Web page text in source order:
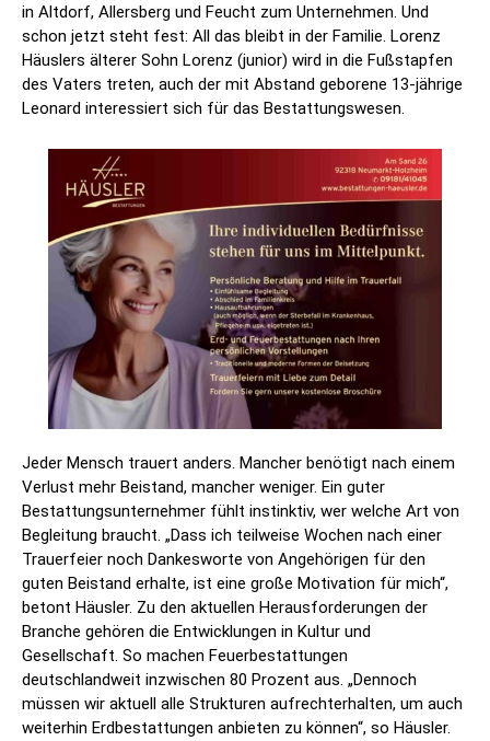
in Altdorf, Allersberg und Feucht zum Unternehmen. Und
schon jetzt steht fest: All das bleibt in der Familie. Lorenz
Häuslers älterer Sohn Lorenz (junior) wird in die Fußstapfen
des Vaters treten, auch der mit Abstand geborene 13-jährige
Leonard interessiert sich für das Bestattungswesen.
Jeder Mensch trauert anders. Mancher benötigt nach einem
Verlust mehr Beistand, mancher weniger. Ein guter
Bestattungsunternehmer fühlt instinktiv, wer welche Art von
Begleitung braucht. „Dass ich teilweise Wochen nach einer
Trauerfeier noch Dankesworte von Angehörigen für den
guten Beistand erhalte, ist eine große Motivation für mich“,
betont Häusler. Zu den aktuellen Herausforderungen der
Branche gehören die Entwicklungen in Kultur und
Gesellschaft. So machen Feuerbestattungen
deutschlandweit inzwischen 80 Prozent aus. „Dennoch
müssen wir aktuell alle Strukturen aufrechterhalten, um auch
weiterhin Erdbestattungen anbieten zu können“, so Häusler.